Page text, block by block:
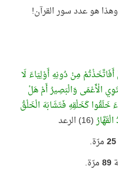
هو عدد سور القرآن!
مِنْ دُونِهِ أَوْلِيَاءَ لَا
الْأَعْمَى وَالْبَصِيرُ أَمْ هَلْ
خَلَقُوا كَخَلْقِهِ فَتَشَابَهَ الْخَلْقُ
(16) الرعد
25مرّة.
89مرّة.